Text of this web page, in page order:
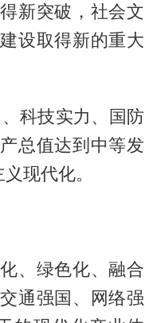
新突破，社会文
设取得新的重大
科技实力、国防
总值达到中等发
现代化。
、绿色化、融合
通强国、网络强